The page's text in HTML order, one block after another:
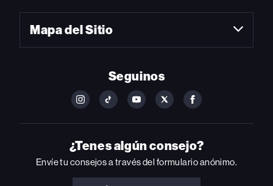
Mapa del Sitio
Seguinos
FOLLOW
ON
INSTAGRAM
FOLLOW
ON
YOUTUBE
FOLLOW
ON
YOUTUBE
FOLLOW
ON
FOLLOW
ON
FACEBOOK
¿Tenes algún consejo?
Envíe tu consejos a través del formulario anónimo.